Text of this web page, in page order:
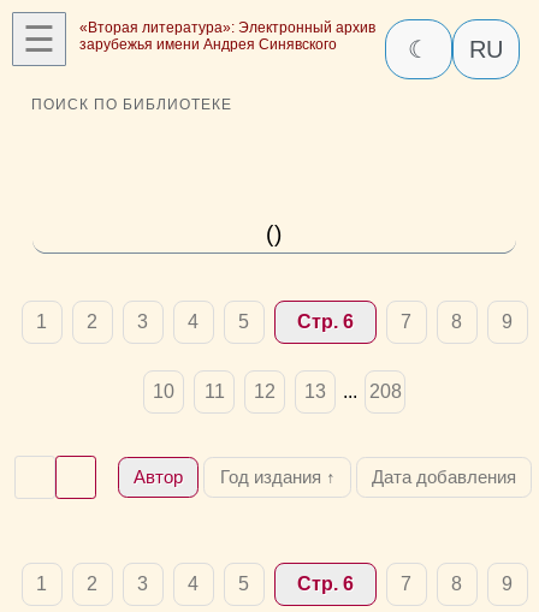
☰
«Вторая литература»: Электронный архив
зарубежья имени Андрея Синявского
☾ RU
ПОИСК ПО БИБЛИОТЕКЕ
()
1 2 3 4 5 Стр. 6 7 8 9
10 11 12 13 ... 208
Автор Год издания ↑ Дата добавления
1 2 3 4 5 Стр. 6 7 8 9